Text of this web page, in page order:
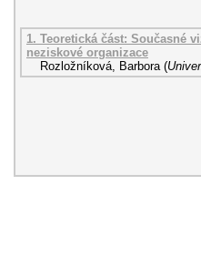
1. Teoretická část: Současné
neziskové organizace
Rozložníková, Barbora (